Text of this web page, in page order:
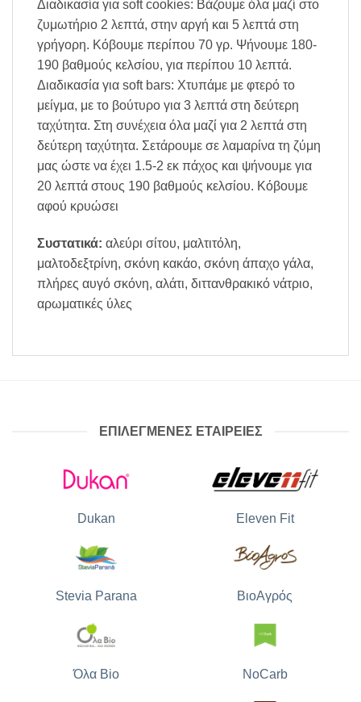
Διαδικασία για soft cookies: Βάζουμε όλα μαζί στο
ζυμωτήριο 2 λεπτά, στην αργή και 5 λεπτά στη
γρήγορη. Κόβουμε περίπου 70 γρ. Ψήνουμε 180-
190 βαθμούς κελσίου, για περίπου 10 λεπτά.
Διαδικασία για soft bars: Χτυπάμε με φτερό το
μείγμα, με το βούτυρο για 3 λεπτά στη δεύτερη
ταχύτητα. Στη συνέχεια όλα μαζί για 2 λεπτά στη
δεύτερη ταχύτητα. Σετάρουμε σε λαμαρίνα τη ζύμη
μας ώστε να έχει 1.5-2 εκ πάχος και ψήνουμε για
20 λεπτά στους 190 βαθμούς κελσίου. Κόβουμε
αφού κρυώσει
Συστατικά: αλεύρι σίτου, μαλτιτόλη,
μαλτοδεξτρίνη, σκόνη κακάο, σκόνη άπαχο γάλα,
πλήρες αυγό σκόνη, αλάτι, διττανθρακικό νάτριο,
αρωματικές ύλες
ΕΠΙΛΕΓΜΕΝΕΣ ΕΤΑΙΡΕΙΕΣ
Dukan Eleven Fit
Stevia Parana ΒιοΑγρός
Όλα Bio NoCarb